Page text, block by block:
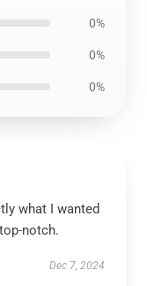
0%
0%
0%
what I wanted
notch.
Dec 7, 2024